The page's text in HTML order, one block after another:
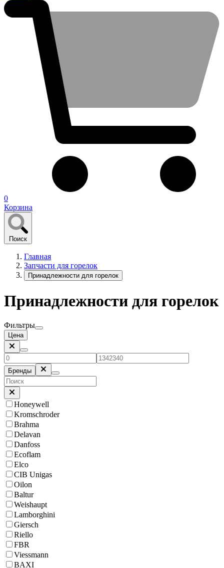
0
Корзина
Поиск
Главная
Запчасти для горелок
Принадлежности для горелок
Принадлежности для горелок
Фильтры
Цена
Бренды
Honeywell
Kromschroder
Brahma
Delavan
Danfoss
Ecoflam
Elco
CIB Unigas
Oilon
Baltur
Weishaupt
Lamborghini
Giersch
Riello
FBR
Viessmann
BAXI